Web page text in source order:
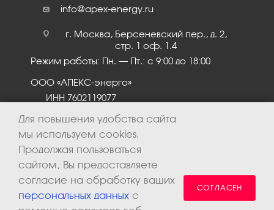
info@apex-energy.ru
г. Москва, Берсеневский пер., д. 2,
стр. 1 оф. 1.4
Режим работы: Пн. – Пт.: с 9:00 до 18:00
ООО «АПЕКС-энерго»
ИНН 7602119077
Для повышения удобства сайта
мы используем cookies.
Продолжая пользоваться
сайтом, Вы предоставляете
согласие на обработку ваших
персональных данных с
СОГЛАСЕН